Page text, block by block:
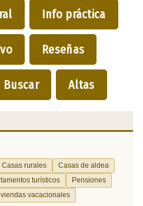
Info práctica
Reseñas
Buscar Altas